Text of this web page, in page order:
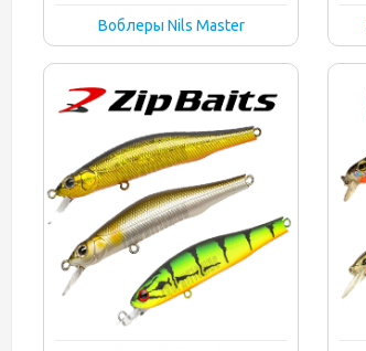
Воблеры Nils Master